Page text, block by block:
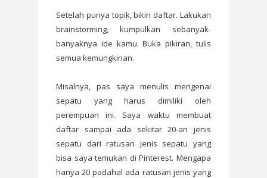
Setelah punya topik, bikin daftar. Lakukan
brainstorming, kumpulkan sebanyak-
banyaknya ide kamu. Buka pikiran, tulis
semua kemungkinan.
Misalnya, pas saya menulis mengenai
sepatu yang harus dimiliki oleh
perempuan ini. Saya waktu membuat
daftar sampai ada sekitar 20-an jenis
sepatu dari ratusan jenis sepatu yang
bisa saya temukan di Pinterest. Mengapa
hanya 20 padahal ada ratusan jenis yang